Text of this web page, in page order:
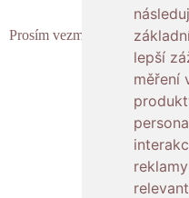
lepší
měření
lepší
měření
Prosím vezměte na vědomí, že